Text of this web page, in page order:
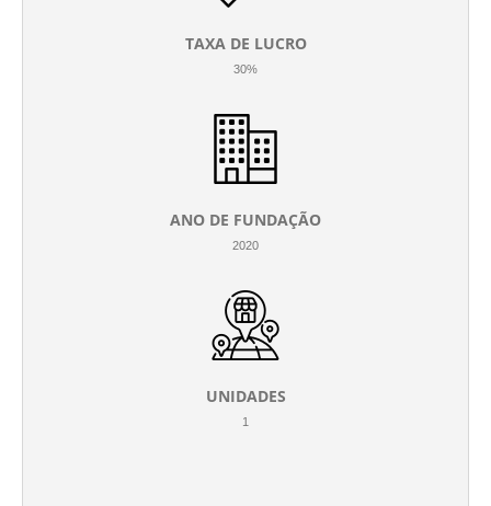
TAXA DE LUCRO
30%
ANO DE FUNDAÇÃO
2020
UNIDADES
1